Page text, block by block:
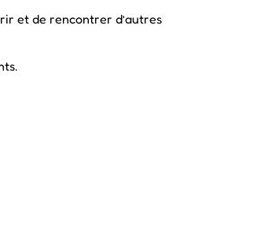
et de rencontrer d’autres